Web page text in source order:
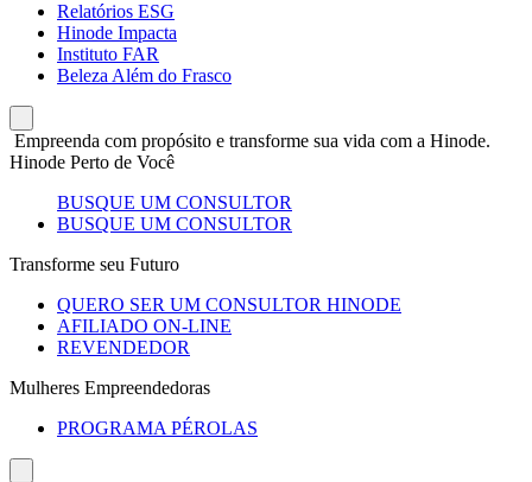
Relatórios ESG
Hinode Impacta
Instituto FAR
Beleza Além do Frasco
Empreenda com propósito e transforme sua vida com a Hinode.
Hinode Perto de Você
BUSQUE UM CONSULTOR
BUSQUE UM CONSULTOR
Transforme seu Futuro
QUERO SER UM CONSULTOR HINODE
AFILIADO ON-LINE
REVENDEDOR
Mulheres Empreendedoras
PROGRAMA PÉROLAS